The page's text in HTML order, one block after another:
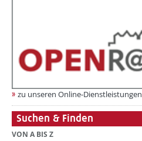
zu unseren Online-Dienstleistungen
Suchen & Finden
VON A BIS Z